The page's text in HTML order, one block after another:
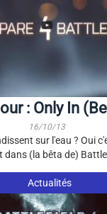
: Only In
16/10/13
sur l'eau ? Oui
dans (la bêta de)
Actualités